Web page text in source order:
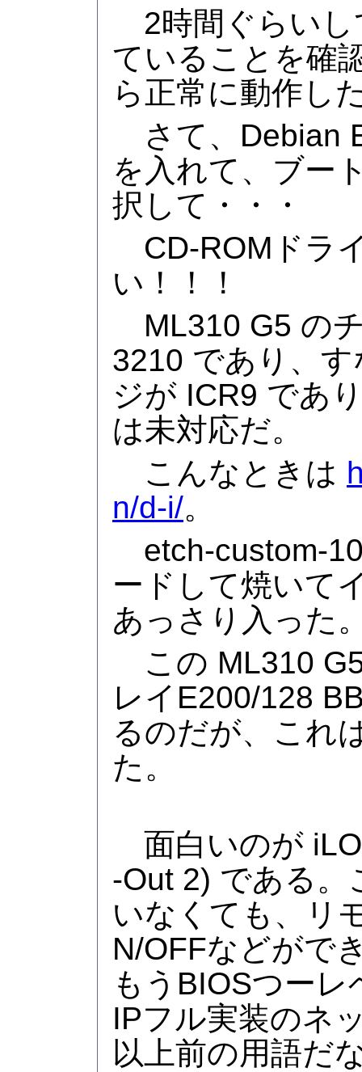
2時間ぐらいし
ていることを確
ら正常に動作し
さて、Debian
を入れて、ブー
択して・・・
CD-ROMドラ
い！！！
ML310 G5 の
3210 であり、
ジが ICR9 であ
は未対応だ。
こんなときは
n/d-i/。
etch-custom-
ードして焼いて
あっさり入った
この ML310
レイE200/128
るのだが、これ
た。
面白いのが
-Out 2) である。
いなくても、リ
N/OFFなどがで
もうBIOSつー
IPフル実装のネ
以上前の用語だ